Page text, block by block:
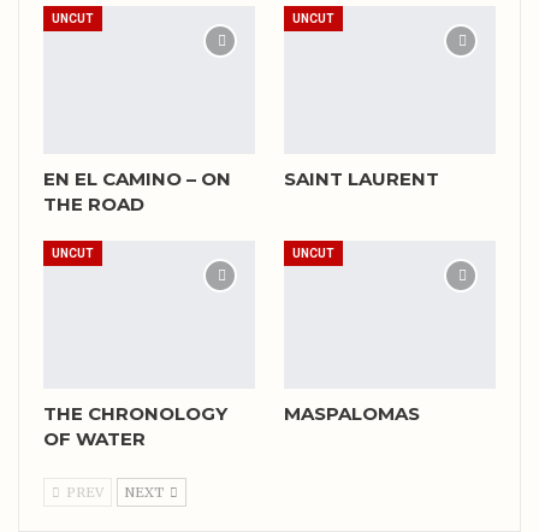
UNCUT
EN EL CAMINO – ON
THE ROAD
UNCUT
SAINT LAURENT
UNCUT
THE CHRONOLOGY
OF WATER
UNCUT
MASPALOMAS
PREV NEXT